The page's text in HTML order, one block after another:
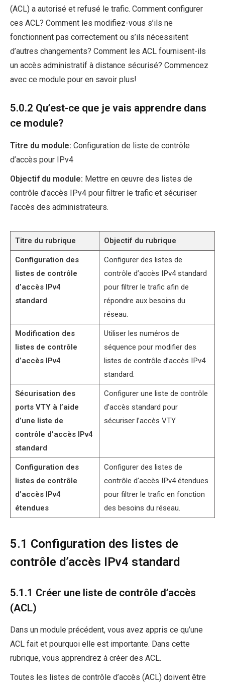
(ACL) a autorisé et refusé le trafic. Comment configurer
ces ACL? Comment les modifiez-vous s’ils ne
fonctionnent pas correctement ou s’ils nécessitent
d’autres changements? Comment les ACL fournisent-ils
un accès administratif à distance sécurisé? Commencez
avec ce module pour en savoir plus!
5.0.2 Qu’est-ce que je vais apprendre dans
ce module?
Titre du module: Configuration de liste de contrôle
d’accès pour IPv4
Objectif du module: Mettre en œuvre des listes de
contrôle d’accès IPv4 pour filtrer le trafic et sécuriser
l’accès des administrateurs.
Titre du rubrique Objectif du rubrique
Configuration des
listes de contrôle
d’accès IPv4
standard
Configurer des listes de
contrôle d’accès IPv4 standard
pour filtrer le trafic afin de
répondre aux besoins du
réseau.
Modification des
listes de contrôle
d’accès IPv4
Utiliser les numéros de
séquence pour modifier des
listes de contrôle d’accès IPv4
standard.
Sécurisation des
ports VTY à l’aide
d’une liste de
contrôle d’accès IPv4
standard
Configurer une liste de contrôle
d’accès standard pour
sécuriser l’accès VTY
Configuration des
listes de contrôle
d’accès IPv4
étendues
Configurer des listes de
contrôle d’accès IPv4 étendues
pour filtrer le trafic en fonction
des besoins du réseau.
5.1 Configuration des listes de
contrôle d’accès IPv4 standard
5.1.1 Créer une liste de contrôle d’accès
(ACL)
Dans un module précédent, vous avez appris ce qu’une
ACL fait et pourquoi elle est importante. Dans cette
rubrique, vous apprendrez à créer des ACL.
Toutes les listes de contrôle d’accès (ACL) doivent être